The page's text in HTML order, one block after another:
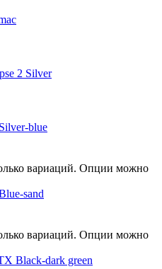
2 Silver
blue
вариаций. Опции можно
sand
вариаций. Опции можно
Black-dark green